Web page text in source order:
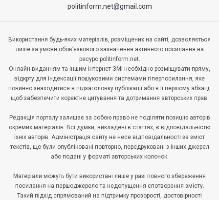
politinform.net@gmail.com
Використання будь-яких матеріалів, розміщених на сайті, дозволяється
лише за умови обов’язкового зазначення активного посилання на
ресурс politinform.net.
Онлайн-виданням та іншим інтернет-ЗМІ необхідно розміщувати пряму,
відкрту для індексації пошуковими системами гіперпосилання, яке
повинно знаходитися в підзаголовку публікації або в її першому абзаці,
щоб забезпечити коректне цитування та дотримання авторських прав.
Редакція порталу залишає за собою право не поділяти позицію авторів
окремих матеріалів. Всі думки, викладені в статтях, є відповідальністю
їхніх авторів. Адміністрація сайту не несе відповідальності за зміст
текстів, що були опубліковані повторно, передруковані з інших джерел
або подані у форматі авторських колонок.
Матеріали можуть бути використані лише у разі повного збереження
посилання на першоджерело та недопущення спотворення змісту.
Такий підхід спрямований на підтримку прозорості, достовірності